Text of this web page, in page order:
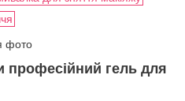
професійний гель для